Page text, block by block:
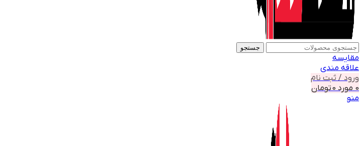
جستجو
مقايسه
علاقه مندی
ورود / ثبت نام
0 مورد 0تومان
منو